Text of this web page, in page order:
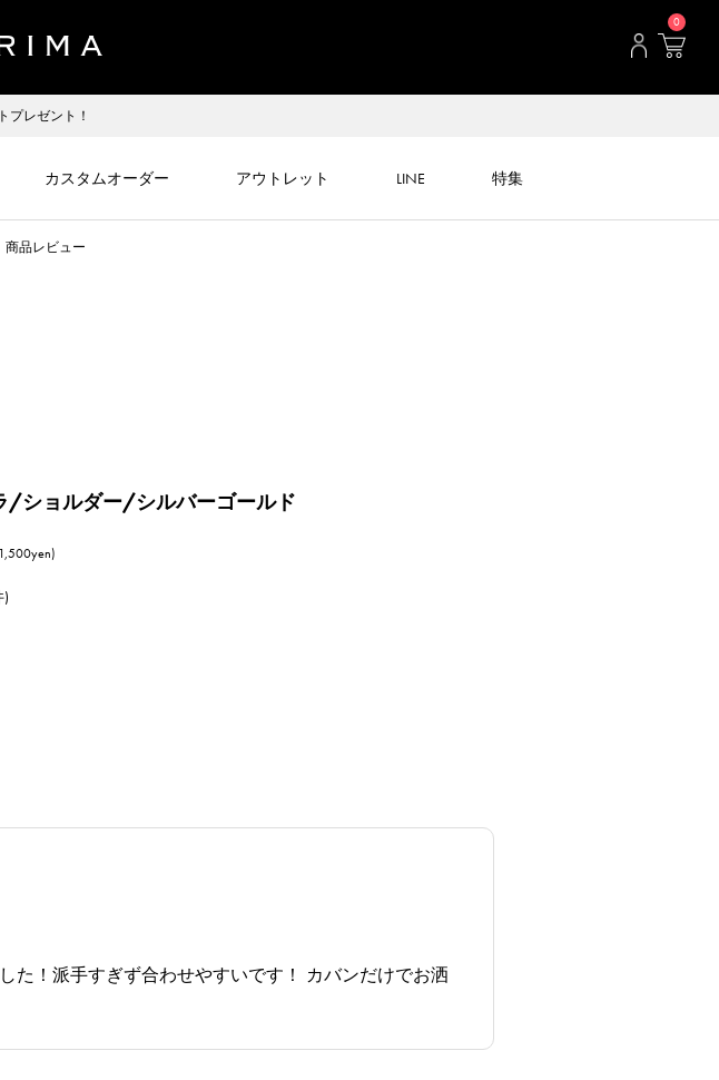
0
プレゼント！
カスタムオーダー アウトレット LINE 特集
商品レビュー
/ショルダー/シルバーゴールド
)
た！派手すぎず合わせやすいです！ カバンだけでお洒